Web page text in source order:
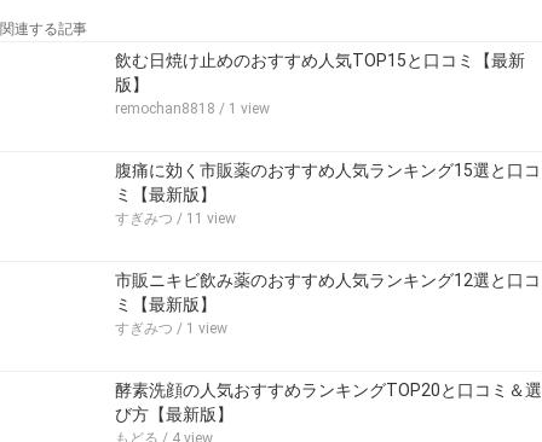
関連する記事
飲む日焼け止めのおすすめ人気TOP15と口コミ【最新
版】
remochan8818 / 1 view
腹痛に効く市販薬のおすすめ人気ランキング15選と口コ
ミ【最新版】
すぎみつ / 11 view
市販ニキビ飲み薬のおすすめ人気ランキング12選と口コ
ミ【最新版】
すぎみつ / 1 view
酵素洗顔の人気おすすめランキングTOP20と口コミ＆選
び方【最新版】